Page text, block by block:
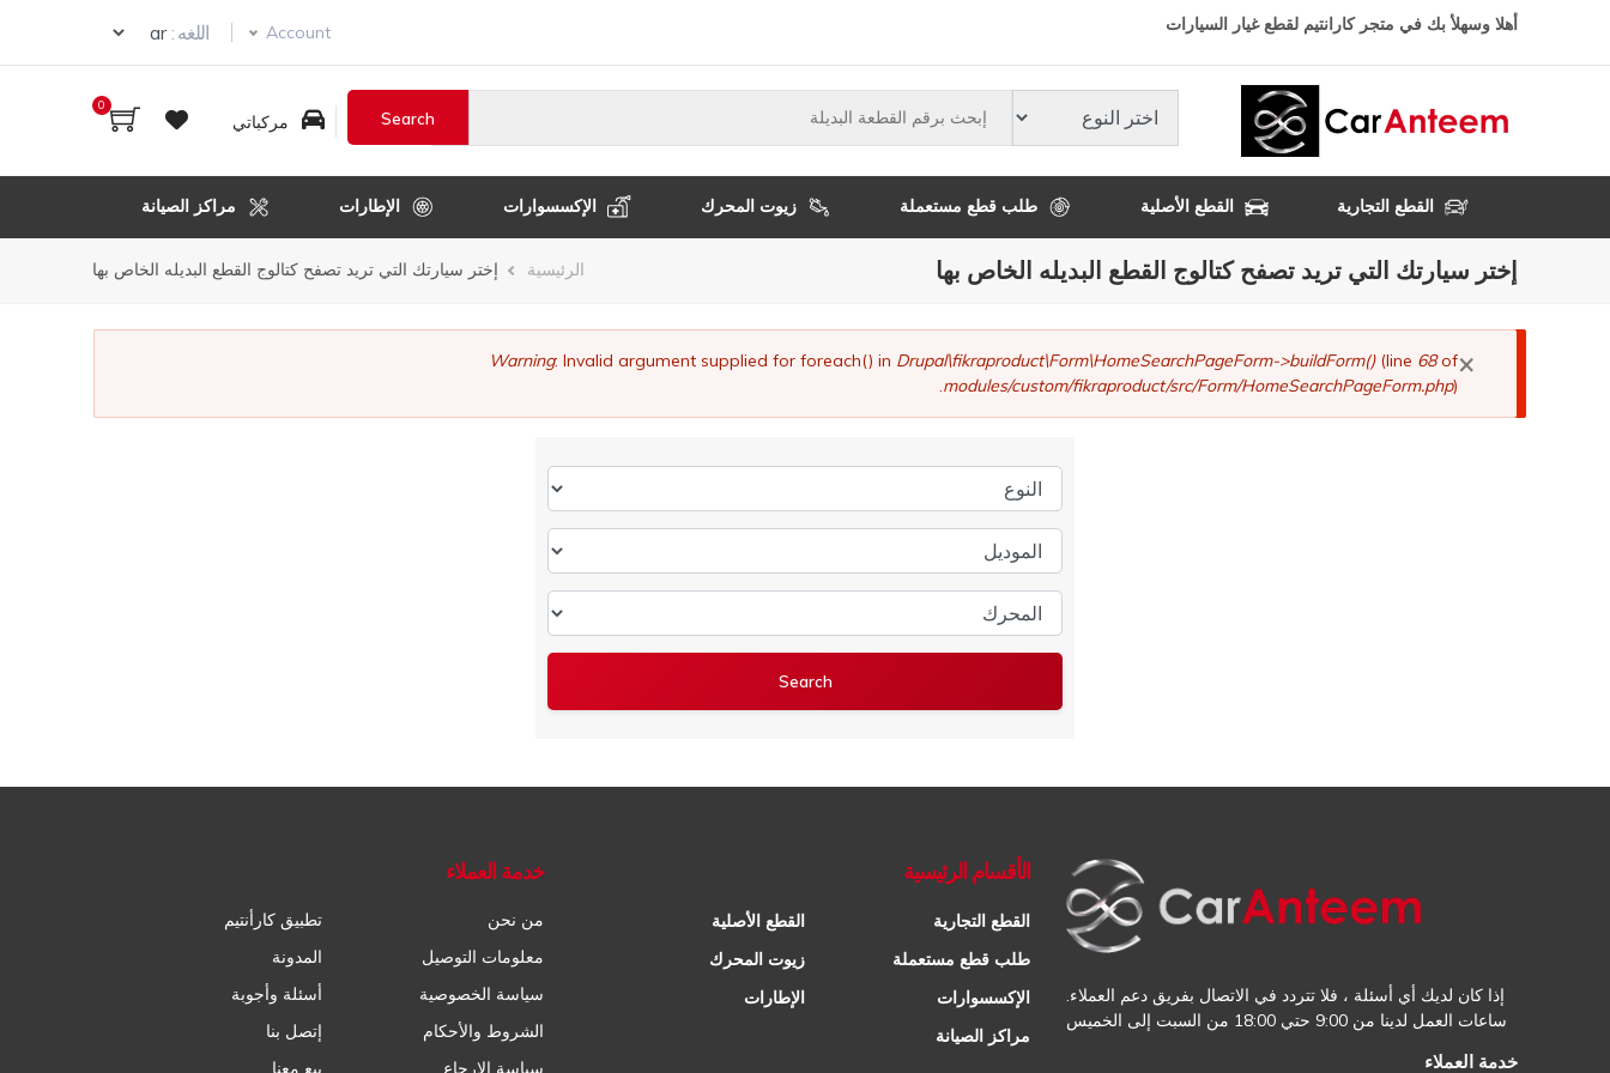
المحتوى
أهلا وسهلأ بك في متجر كارانتيم لقطع غيار السيارات Account اللغه :
مركباتي
0
القطع التجارية القطع الأصلية طلب قطع مستعملة زيوت المحرك الإكسسوارات الإطارات مراكز الصيانة
إختر سيارتك التي تريد تصفح كتالوج القطع البديله الخاص بها
مسار
التنقل
الرئيسية إختر سيارتك التي تريد تصفح كتالوج القطع البديله الخاص بها
×
رسالة
الخطأ
Warning: Invalid argument supplied for foreach() in Drupal\fikraproduct\Form\HomeSearchPageForm->buildForm()(line 68of
modules/custom/fikraproduct/src/Form/HomeSearchPageForm.php).
النوع
الموديل
المحرك
إذا كان لديك أي أسئلة ، فلا تتردد في الاتصال بفريق دعم العملاء.
ساعات العمل لدينا من 9:00 حتي 18:00 من السبت إلى الخميس
خدمة العملاء
الأقسام الرئيسية
القطع التجارية
القطع الأصلية
طلب قطع مستعملة
زيوت المحرك
الإكسسوارات
الإطارات
مراكز الصيانة
خدمة العملاء
من نحن
تطبيق كارأنتيم
معلومات التوصيل
المدونة
سياسة الخصوصية
أسئلة وأجوبة
الشروط والأحكام
إتصل بنا
سياسة الإرجاع
بيع معنا